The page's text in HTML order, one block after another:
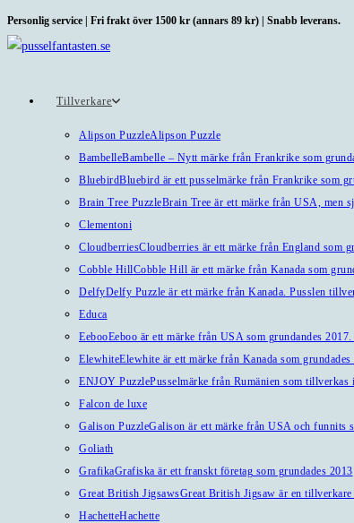
Hoppa
till
Personlig service | Fri frakt över 1500 kr (annars 89 kr) | Snabb leverans.
Tillverkare
Alipson PuzzleAlipson Puzzle
BambelleBambelle – Nytt märke från Frankrike som
BluebirdBluebird är ett pusselmärke från Frankrike som
Brain Tree PuzzleBrain Tree är ett märke från USA, men
Clementoni
CloudberriesCloudberries är ett märke från England som
Cobble HillCobble Hill är ett märke från Kanada som
DelfyDelfy Puzzle är ett märke från Kanada. Pusslen
Educa
EebooEeboo är ett märke från USA som grundandes
ElewhiteElewhite är ett märke från Kanada som grundades
ENJOY PuzzlePusselmärke från Rumänien som
Falcon de luxe
Galison PuzzleGalison är ett märke från USA och funnits
Goliath
GrafikaGrafiska är ett franskt företag som grundades 2013
Great British JigsawsGreat British Jigsaw är en
HachetteHachette